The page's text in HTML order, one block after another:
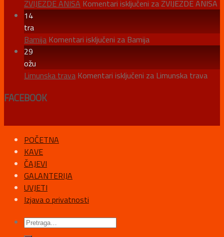
ZVIJEZDE ANISA Komentari isključeni za ZVIJEZDE ANISA
14
tra
Bamija Komentari isključeni za Bamija
29
ožu
Limunska trava Komentari isključeni za Limunska trava
FACEBOOK
POČETNA
KAVE
ČAJEVI
GALANTERIJA
UVJETI
Izjava o privatnosti